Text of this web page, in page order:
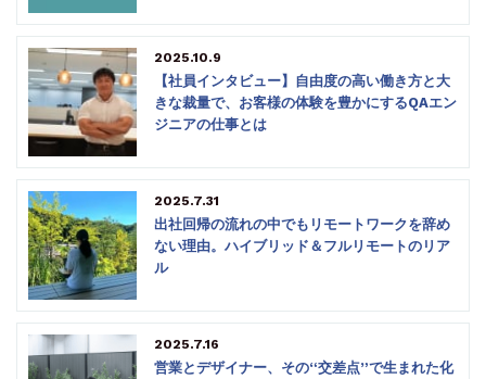
2025.10.9
【社員インタビュー】自由度の高い働き方と大
きな裁量で、お客様の体験を豊かにするQAエン
ジニアの仕事とは
2025.7.31
出社回帰の流れの中でもリモートワークを辞め
ない理由。ハイブリッド＆フルリモートのリア
ル
2025.7.16
営業とデザイナー、その“交差点”で生まれた化